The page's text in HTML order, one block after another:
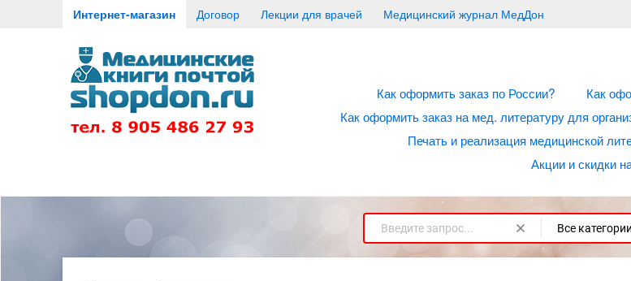
Интернет-магазин Договор Лекции для врачей Медицинский журнал МедДон
Как оформить заказ по России?
Как
Как оформить заказ на мед. литературу для
Печать и реализация медицинской
Акции и скидки
Все категории